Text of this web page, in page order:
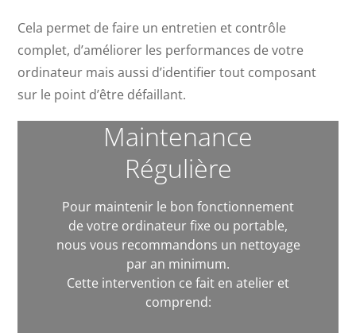
Cela permet de faire un entretien et contrôle
complet, d’améliorer les performances de votre
ordinateur mais aussi d’identifier tout composant
sur le point d’être défaillant.
Maintenance
Régulière
Pour maintenir le bon fonctionnement
de votre ordinateur fixe ou portable,
nous vous recommandons un nettoyage
par an minimum.
Cette intervention ce fait en atelier et
comprend: